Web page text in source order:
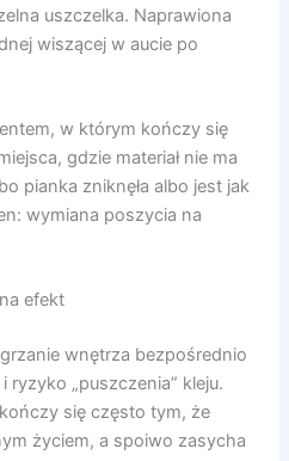
uszczelka. Naprawiona
wiszącej w aucie po
w którym kończy się
gdzie materiał nie ma
pianka zniknęła albo jest jak
wymiana poszycia na
efekt
wnętrza bezpośrednio
ryzyko „puszczenia” kleju.
się często tym, że
życiem, a spoiwo zasycha